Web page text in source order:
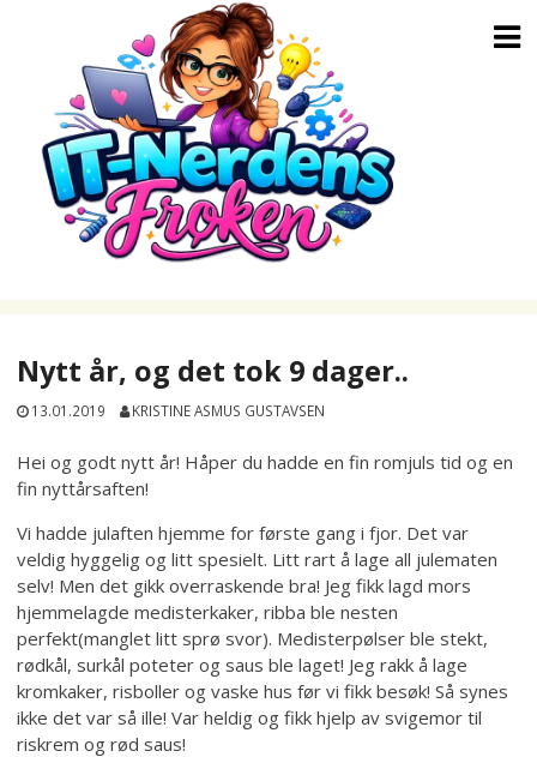
Nytt år, og det tok 9 dager..
13.01.2019 KRISTINE ASMUS GUSTAVSEN
Hei og godt nytt år! Håper du hadde en fin romjuls tid og en
fin nyttårsaften!
Vi hadde julaften hjemme for første gang i fjor. Det var
veldig hyggelig og litt spesielt. Litt rart å lage all julematen
selv! Men det gikk overraskende bra! Jeg fikk lagd mors
hjemmelagde medisterkaker, ribba ble nesten
perfekt(manglet litt sprø svor). Medisterpølser ble stekt,
rødkål, surkål poteter og saus ble laget! Jeg rakk å lage
kromkaker, risboller og vaske hus før vi fikk besøk! Så synes
ikke det var så ille! Var heldig og fikk hjelp av svigemor til
riskrem og rød saus!